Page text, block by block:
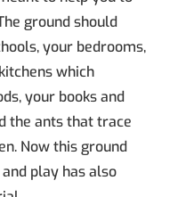
ground should
your bedrooms,
which
your books and
the ants that trace
Now this ground
play has also